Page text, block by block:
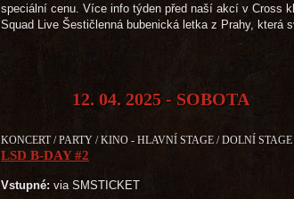
speciální cenu. Více info týden před naší akcí
Squad Live Šestičlenná bubenická letka z Prahy, která
12. 04. 2025 - SOBOTA
KONCERT / PARTY / KINO - HLAVNÍ STAGE / DOLNÍ
LSD B-DAY #2
Vstupné: via SMSTICKET